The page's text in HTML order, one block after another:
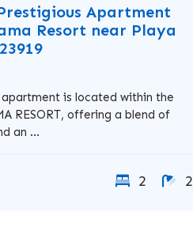
Apartment
Resort near Playa
is located within the
RESORT, offering a blend of
an ...
2 2